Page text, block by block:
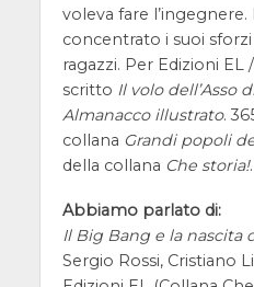
voleva fare l’ingegnere.
concentrato i suoi
ragazzi. Per Edizioni EL
scritto Il volo dell’Asso
Almanacco illustrato.
collana Grandi popoli
della collana Che storia!.
Abbiamo parlato di:
Il Big Bang e la nascita
Sergio Rossi, Cristiano